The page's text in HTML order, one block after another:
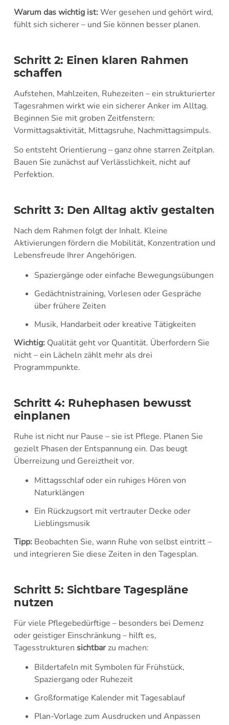
Warum das wichtig ist:Wer gesehen und gehört wird,
fühlt sich sicherer – und Sie können besser planen.
Schritt 2: Einen klaren Rahmen
schaffen
Aufstehen, Mahlzeiten, Ruhezeiten – ein strukturierter
Tagesrahmen wirkt wie ein sicherer Anker im Alltag.
Beginnen Sie mit groben Zeitfenstern:
Vormittagsaktivität, Mittagsruhe, Nachmittagsimpuls.
So entsteht Orientierung – ganz ohne starren Zeitplan.
Bauen Sie zunächst auf Verlässlichkeit, nicht auf
Perfektion.
Schritt 3: Den Alltag aktiv gestalten
Nach dem Rahmen folgt der Inhalt. Kleine
Aktivierungen fördern die Mobilität, Konzentration und
Lebensfreude Ihrer Angehörigen.
Spaziergänge oder einfache Bewegungsübungen
Gedächtnistraining, Vorlesen oder Gespräche
über frühere Zeiten
Musik, Handarbeit oder kreative Tätigkeiten
Wichtig:Qualität geht vor Quantität. Überfordern Sie
nicht – ein Lächeln zählt mehr als drei
Programmpunkte.
Schritt 4: Ruhephasen bewusst
einplanen
Ruhe ist nicht nur Pause – sie ist Pflege. Planen Sie
gezielt Phasen der Entspannung ein. Das beugt
Überreizung und Gereiztheit vor.
Mittagsschlaf oder ein ruhiges Hören von
Naturklängen
Ein Rückzugsort mit vertrauter Decke oder
Lieblingsmusik
Tipp:Beobachten Sie, wann Ruhe von selbst eintritt –
und integrieren Sie diese Zeiten in den Tagesplan.
Schritt 5: Sichtbare Tagespläne
nutzen
Für viele Pflegebedürftige – besonders bei Demenz
oder geistiger Einschränkung – hilft es,
Tagesstrukturen sichtbarzu machen:
Bildertafeln mit Symbolen für Frühstück,
Spaziergang oder Ruhezeit
Großformatige Kalender mit Tagesablauf
Plan-Vorlage zum Ausdrucken und Anpassen